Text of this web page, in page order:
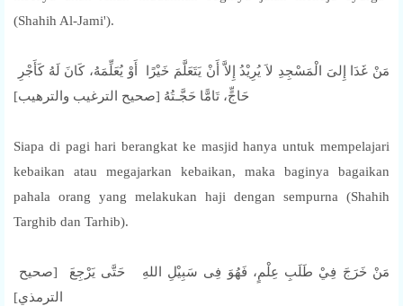
(Shahih Al-Jami').
حَاجٍّ، تَامًّا حَجَّـتُهُ [صحيح الترغيب والترهيب]
Siapa di pagi hari berangkat ke masjid hanya untuk mempelajari
kebaikan atau megajarkan kebaikan, maka baginya bagaikan
pahala orang yang melakukan haji dengan sempurna (Shahih
Targhib dan Tarhib).
الترمذي]